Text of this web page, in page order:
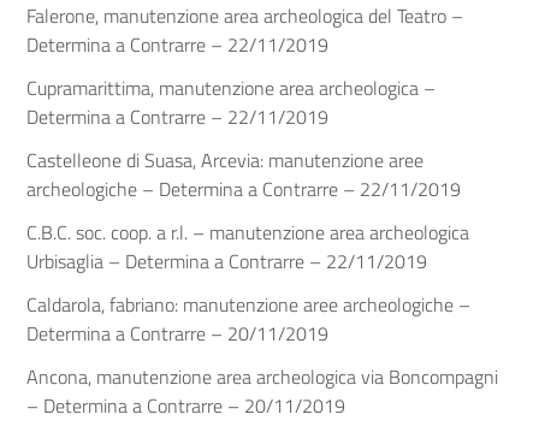
Falerone, manutenzione area archeologica del Teatro –
Determina a Contrarre – 22/11/2019
Cupramarittima, manutenzione area archeologica –
Determina a Contrarre – 22/11/2019
Castelleone di Suasa, Arcevia: manutenzione aree
archeologiche – Determina a Contrarre – 22/11/2019
C.B.C. soc. coop. a r.l. – manutenzione area archeologica
Urbisaglia – Determina a Contrarre – 22/11/2019
Caldarola, fabriano: manutenzione aree archeologiche –
Determina a Contrarre – 20/11/2019
Ancona, manutenzione area archeologica via Boncompagni
– Determina a Contrarre – 20/11/2019